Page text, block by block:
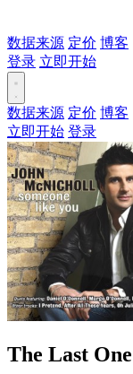
数据来源 定价 博客
登录 立即开始
数据来源 定价 博客
立即开始 登录
The Last